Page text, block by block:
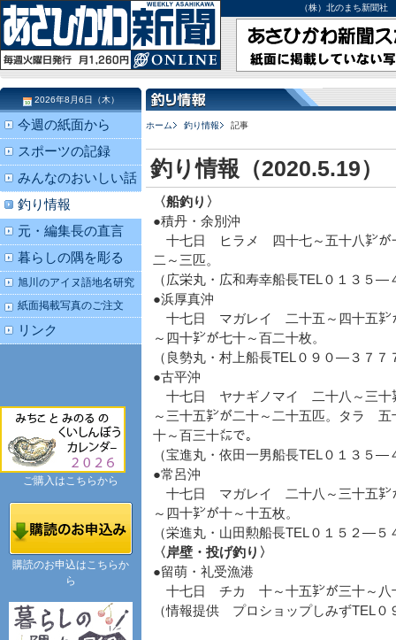
（株）北のまち新聞
ホーム 釣り情報 記事
釣り情報（2020.5.19）
〈船釣り〉
●積丹・余別沖
十七日 ヒラメ 四十七～五十八㌢が
二～三匹。
（広栄丸・広和寿幸船長TEL０１３５
●浜厚真沖
十七日 マガレイ 二十五～四十五㌢
～四十㌢が七十～百二十枚。
（良勢丸・村上船長TEL０９０―３７
●古平沖
十七日 ヤナギノマイ 二十八～三十
～三十五㌢が二十～二十五匹。タラ 五
十～百三十㍍で。
（宝進丸・依田一男船長TEL０１３５
●常呂沖
十七日 マガレイ 二十八～三十五㌢
～四十㌢が十～十五枚。
（栄進丸・山田勲船長TEL０１５２―
〈岸壁・投げ釣り〉
●留萌・礼受漁港
十七日 チカ 十～十五㌢が三十～八
（情報提供 プロショップしみずTEL
2026年8月6日（木）
今週の紙面から
スポーツの記録
みんなのおいしい話
釣り情報
元・編集長の直言
暮らしの隅を彫る
旭川のアイヌ語地名研究
紙面掲載写真のご注文
リンク
ご購入はこちらから
購読のお申込はこちらか
ら